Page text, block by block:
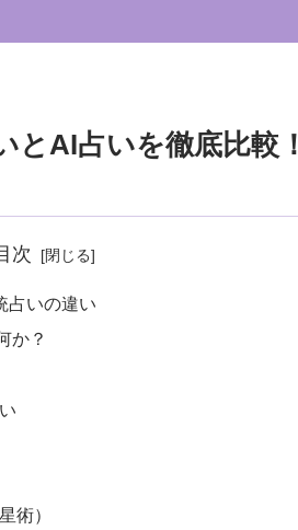
AI占いを徹底比較！
次
占いの違い
か？
術）